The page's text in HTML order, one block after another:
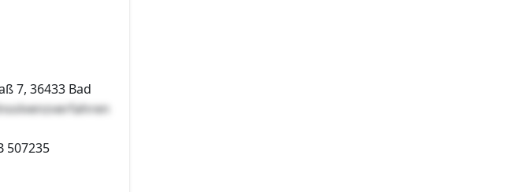
7, 36433 Bad
507235